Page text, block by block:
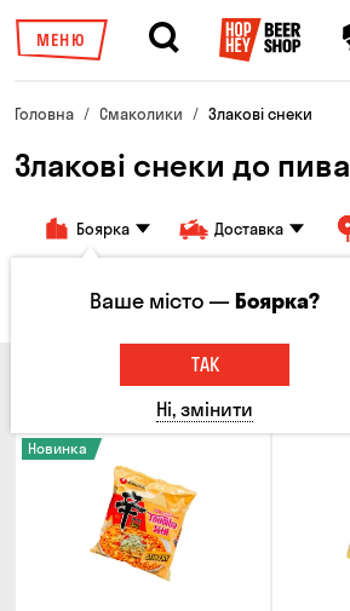
МЕНЮ
Головна Смаколики Злакові снеки
Злакові снеки до
Боярка Доставка
Грінки та Сухарики Злакові
ЗЛАКОВІ СНЕКИ
Новинка
Ваше місто —Боярка?
ТАК
Ні, змінити